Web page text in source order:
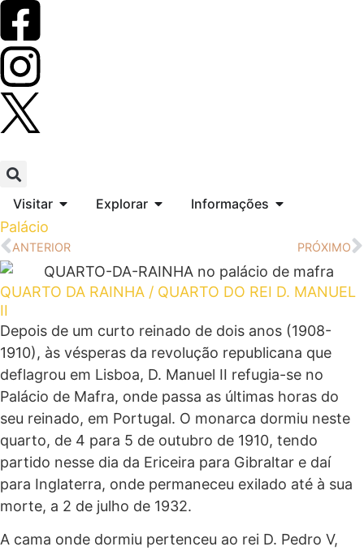
Visitar Explorar Informações
Palácio
ANTERIOR PRÓXIMO
QUARTO DA RAINHA / QUARTO DO REI D. MANUEL
II
Depois de um curto reinado de dois anos (1908-
1910), às vésperas da revolução republicana que
deflagrou em Lisboa, D. Manuel II refugia-se no
Palácio de Mafra, onde passa as últimas horas do
seu reinado, em Portugal. O monarca dormiu neste
quarto, de 4 para 5 de outubro de 1910, tendo
partido nesse dia da Ericeira para Gibraltar e daí
para Inglaterra, onde permaneceu exilado até à sua
morte, a 2 de julho de 1932.
A cama onde dormiu pertenceu ao rei D. Pedro V,